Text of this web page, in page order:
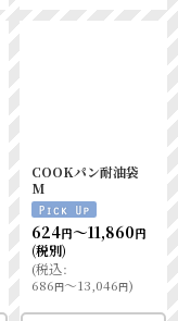
COOKパン耐油袋
M
624円～11,860円
(税別)
(税込:
686円～13,046円)